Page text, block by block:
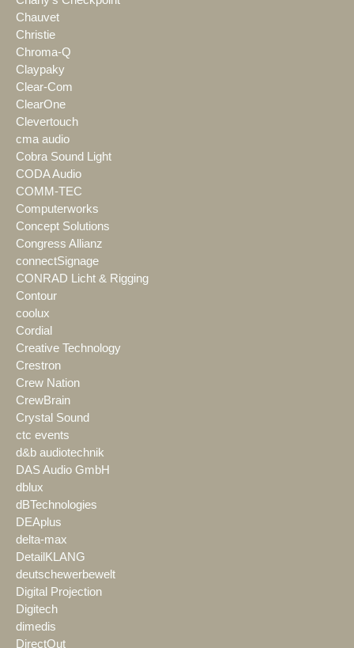
Chauvet
Christie
Chroma-Q
Claypaky
Clear-Com
ClearOne
Clevertouch
cma audio
Cobra Sound Light
CODA Audio
COMM-TEC
Computerworks
Concept Solutions
Congress Allianz
connectSignage
CONRAD Licht & Rigging
Contour
coolux
Cordial
Creative Technology
Crestron
Crew Nation
CrewBrain
Crystal Sound
ctc events
d&b audiotechnik
DAS Audio GmbH
dblux
dBTechnologies
DEAplus
delta-max
DetailKLANG
deutschewerbewelt
Digital Projection
Digitech
dimedis
DirectOut